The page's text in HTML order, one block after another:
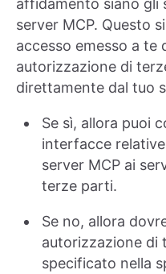
affidamento siano gli
server MCP. Questo
accesso emesso a te
autorizzazione di
direttamente dal tuo
Se sì, allora puoi
interfacce
server MCP ai
terze parti.
Se no, allora
autorizzazione di
specificato nella